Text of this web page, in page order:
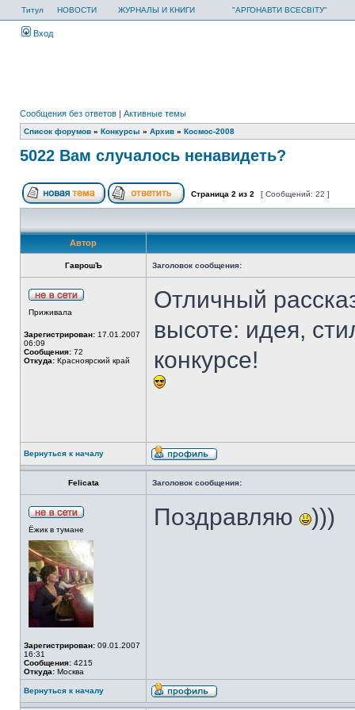
Титул НОВОСТИ ЖУРНАЛЫ И КНИГИ "АРГОНАВТИ ВСЕСВІТУ"
Вход
Сообщения без ответов | Активные темы
Список форумов » Конкурсы » Архив » Космос-2008
5022 Вам случалось ненавидеть?
Страница 2 из 2 [ Сообщений: 22 ]
Автор
ГаврошЪ Заголовок сообщения:
Приживала
Зарегистрирован: 17.01.2007
06:09
Сообщения: 72
Откуда: Красноярский край
Отличный
высоте: идея,
конкурсе!
Вернуться к началу
Felicata Заголовок сообщения:
Ёжик в тумане
Зарегистрирован: 09.01.2007
16:31
Сообщения: 4215
Откуда: Москва
Поздравляю )))
Вернуться к началу